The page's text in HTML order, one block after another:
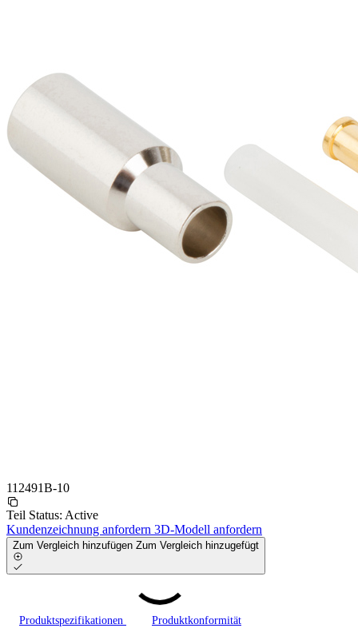
112491B-10
Teil Status: Active
Kundenzeichnung anfordern 3D-Modell anfordern
Zum Vergleich hinzufügen Zum Vergleich hinzugefügt
Produktspezifikationen
Produktkonformität